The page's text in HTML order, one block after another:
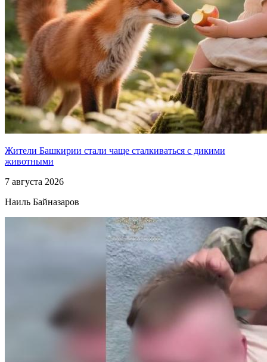
Жители Башкирии стали чаще сталкиваться с дикими
животными
7 августа 2026
Наиль Байназаров